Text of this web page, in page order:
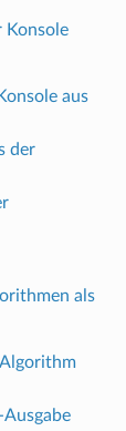
Konsole
aus
der
als